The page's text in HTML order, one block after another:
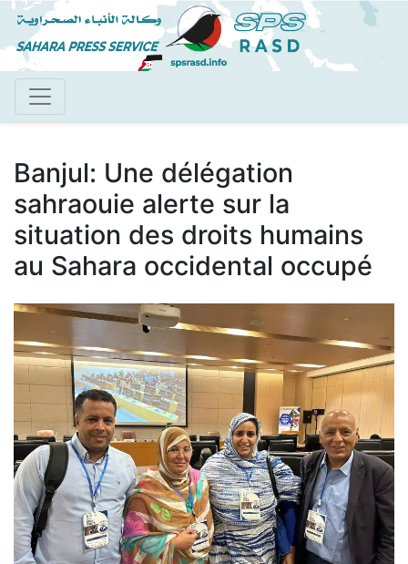
Aller
au
contenu
Banjul: Une délégation
sahraouie alerte sur la
situation des droits humains
au Sahara occidental occupé